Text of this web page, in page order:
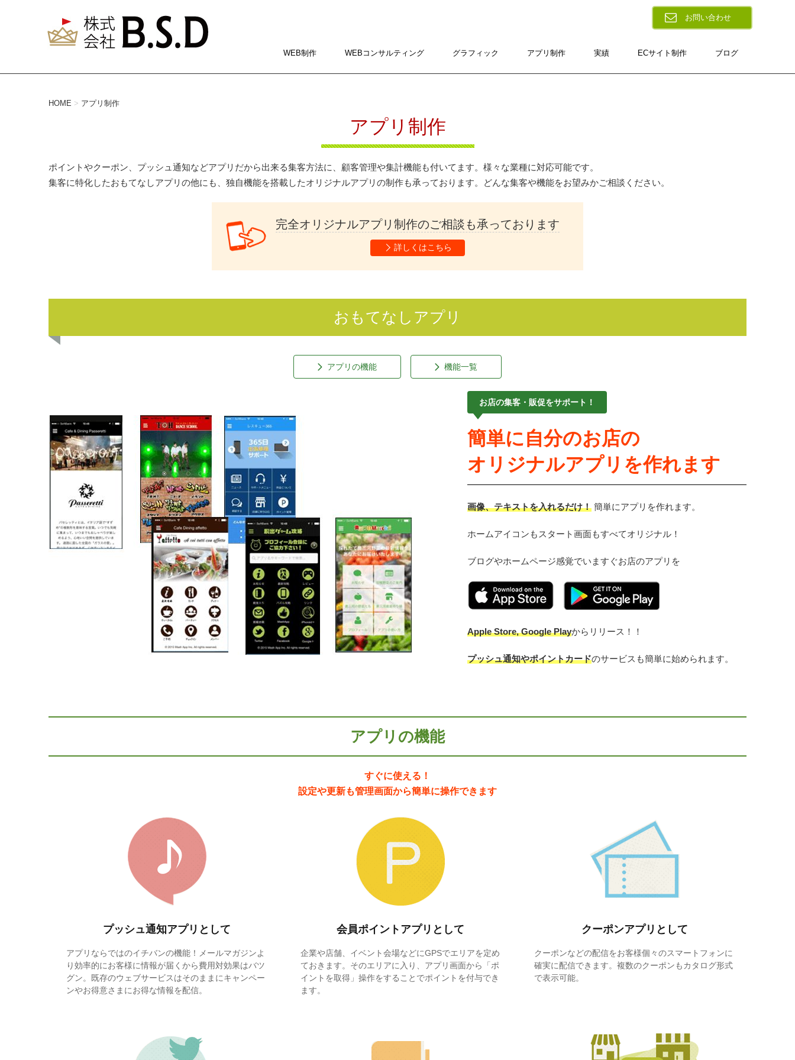
お問い合わせ
WEB制作 WEBコンサルティング グラフィック アプリ制作 実績 ECサイト制作 ブログ
HOME > アプリ制作
アプリ制作
ポイントやクーポン、プッシュ通知などアプリだから出来る集客方法に、顧客管理や集計機能も付いてます。様々な業種に対応可能です。
集客に特化したおもてなしアプリの他にも、独自機能を搭載したオリジナルアプリの制作も承っております。
どんな集客や機能をお望みかご相談ください。
完全オリジナルアプリ制作のご相談も承っております
詳しくはこちら
おもてなしアプリ
アプリの機能 機能一覧
お店の集客・販促をサポート！
簡単に自分のお店の
オリジナルアプリを作れます
画像、テキストを入れるだけ！ 簡単にアプリを作れます。
ホームアイコンもスタート画面もすべてオリジナル！
ブログやホームページ感覚でいますぐお店のアプリを
Apple Store, Google Playからリリース！！
プッシュ通知やポイントカードのサービスも簡単に始められます。
アプリの機能
すぐに使える！
設定や更新も管理画面から簡単に操作できます
プッシュ通知アプリとして
アプリならではのイチバンの機能！メールマガジンよ
り効率的にお客様に情報が届くから費用対効果はバツ
グン。既存のウェブサービスはそのままにキャンペー
ンやお得意さまにお得な情報を配信。
会員ポイントアプリとして
企業や店舗、イベント会場などにGPSでエリアを定め
ておきます。そのエリアに入り、アプリ画面から「ポ
イントを取得」操作をすることでポイントを付与でき
ます。
クーポンアプリとして
クーポンなどの配信をお客様個々のスマートフォンに
確実に配信できます。複数のクーポンもカタログ形式
で表示可能。